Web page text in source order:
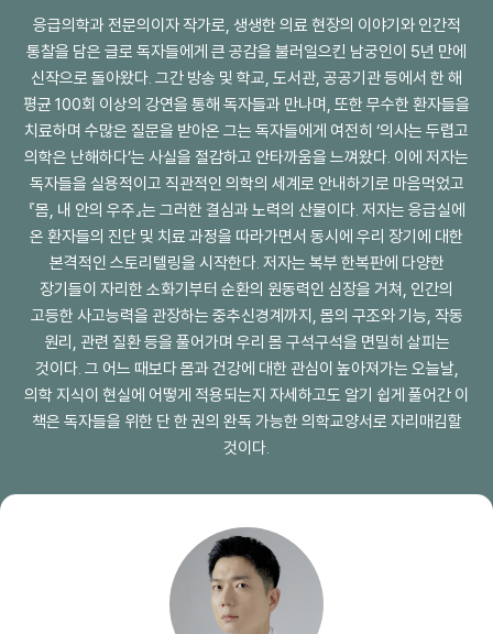
응급의학과 전문의이자 작가로, 생생한 의료 현장의 이야기와 인간적
통찰을 담은 글로 독자들에게 큰 공감을 불러일으킨 남궁인이 5년 만에
신작으로 돌아왔다. 그간 방송 및 학교, 도서관, 공공기관 등에서 한 해
평균 100회 이상의 강연을 통해 독자들과 만나며, 또한 무수한 환자들을
치료하며 수많은 질문을 받아온 그는 독자들에게 여전히 ‘의사는 두렵고
의학은 난해하다’는 사실을 절감하고 안타까움을 느껴왔다. 이에 저자는
독자들을 실용적이고 직관적인 의학의 세계로 안내하기로 마음먹었고
『몸, 내 안의 우주』는 그러한 결심과 노력의 산물이다. 저자는 응급실에
온 환자들의 진단 및 치료 과정을 따라가면서 동시에 우리 장기에 대한
본격적인 스토리텔링을 시작한다. 저자는 복부 한복판에 다양한
장기들이 자리한 소화기부터 순환의 원동력인 심장을 거쳐, 인간의
고등한 사고능력을 관장하는 중추신경계까지, 몸의 구조와 기능, 작동
원리, 관련 질환 등을 풀어가며 우리 몸 구석구석을 면밀히 살피는
것이다. 그 어느 때보다 몸과 건강에 대한 관심이 높아져가는 오늘날,
의학 지식이 현실에 어떻게 적용되는지 자세하고도 알기 쉽게 풀어간 이
책은 독자들을 위한 단 한 권의 완독 가능한 의학교양서로 자리매김할
것이다.